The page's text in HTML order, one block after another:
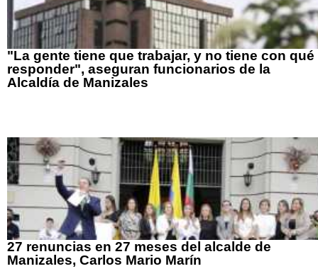
"La gente tiene que trabajar, y no tiene con qué
responder", aseguran funcionarios de la
Alcaldía de Manizales
27 renuncias en 27 meses del alcalde de
Manizales, Carlos Mario Marín